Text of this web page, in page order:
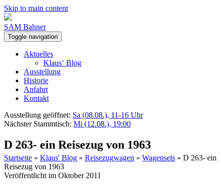
Skip to main content
SAM Bahner
Toggle navigation
Aktuelles
Klaus‘ Blog
Ausstellung
Historie
Anfahrt
Kontakt
Ausstellung geöffnet: Sa (08.08.), 11-16 Uhr
Nächster Stammtisch: Mi (12.08.), 19:00
D 263- ein Reisezug von 1963
Startseite » Klaus' Blog » Reisezugwagen » Wagensets » D 263- ein
Reisezug von 1963
Veröffentlicht im Oktober 2011